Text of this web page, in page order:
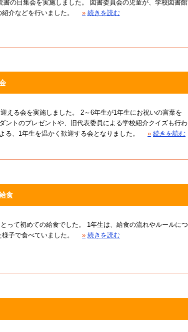
書の日集会を実施しました。 図書委員会の児童が、学校図書館
介などを行いました。
» 続きを読む
える会を実施しました。 2～6年生が1年生にお祝いの言葉を
ントのプレゼントや、旧代表委員による学校紹介クイズも行わ
る、1年生を温かく歓迎する会となりました。
» 続きを読む
食
って初めての給食でした。 1年生は、給食の流れやルールにつ
子で食べていました。
» 続きを読む